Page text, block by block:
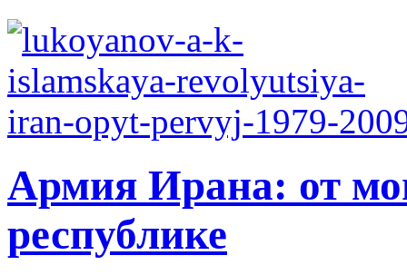
Армия Ирана: от
республике